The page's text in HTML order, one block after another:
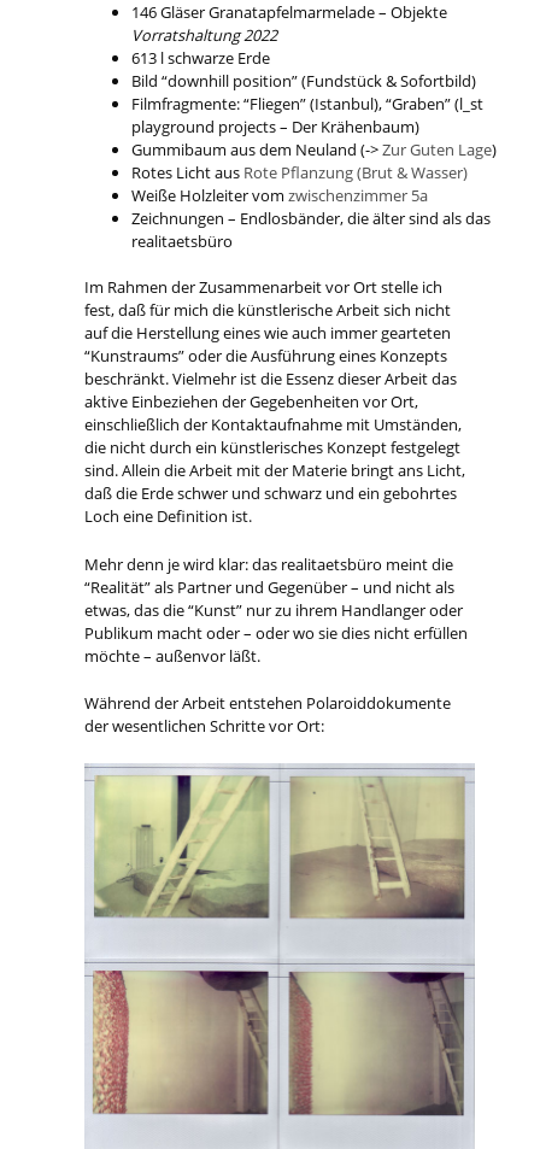
146 Gläser Granatapfelmarmelade – Objekte
Vorratshaltung 2022
613 l schwarze Erde
Bild “downhill position” (Fundstück & Sofortbild)
Filmfragmente: “Fliegen” (Istanbul), “Graben” (l_st
playground projects – Der Krähenbaum)
Gummibaum aus dem Neuland (->Zur Guten Lage)
Rotes Licht aus Rote Pflanzung (Brut & Wasser)
Weiße Holzleiter vom zwischenzimmer 5a
Zeichnungen – Endlosbänder, die älter sind als das
realitaetsbüro
Im Rahmen der Zusammenarbeit vor Ort stelle ich
fest, daß für mich die künstlerische Arbeit sich nicht
auf die Herstellung eines wie auch immer gearteten
“Kunstraums” oder die Ausführung eines Konzepts
beschränkt. Vielmehr ist die Essenz dieser Arbeit das
aktive Einbeziehen der Gegebenheiten vor Ort,
einschließlich der Kontaktaufnahme mit Umständen,
die nicht durch ein künstlerisches Konzept festgelegt
sind. Allein die Arbeit mit der Materie bringt ans Licht,
daß die Erde schwer und schwarz und ein gebohrtes
Loch eine Definition ist.
Mehr denn je wird klar: das realitaetsbüro meint die
“Realität” als Partner und Gegenüber – und nicht als
etwas, das die “Kunst” nur zu ihrem Handlanger oder
Publikum macht oder – oder wo sie dies nicht erfüllen
möchte – außenvor läßt.
Während der Arbeit entstehen Polaroiddokumente
der wesentlichen Schritte vor Ort: